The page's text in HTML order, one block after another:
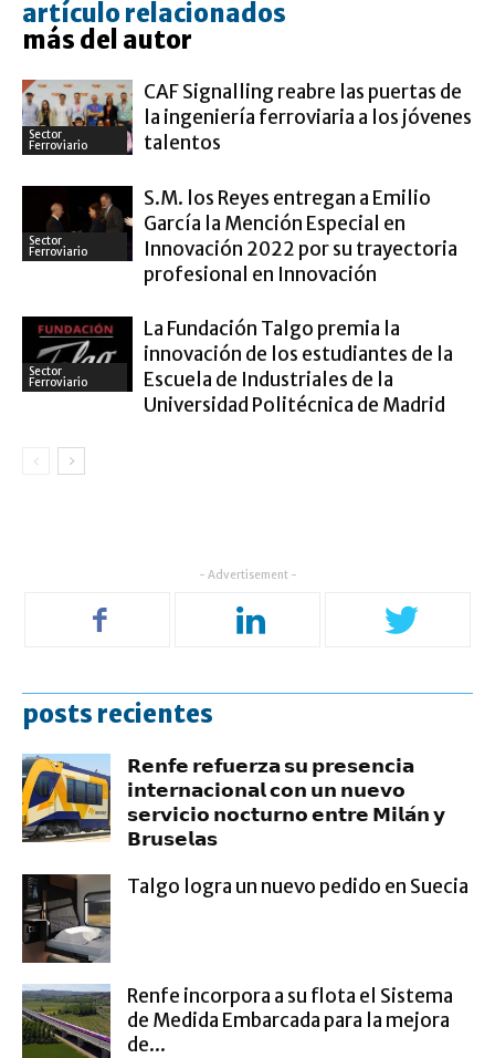
artículo relacionados
más del autor
Sector
Ferroviario
CAF Signalling reabre las puertas de
la ingeniería ferroviaria a los jóvenes
talentos
Sector
Ferroviario
S.M. los Reyes entregan a Emilio
García la Mención Especial en
Innovación 2022 por su trayectoria
profesional en Innovación
Sector
Ferroviario
La Fundación Talgo premia la
innovación de los estudiantes de la
Escuela de Industriales de la
Universidad Politécnica de Madrid
- Advertisement -
posts recientes
𝗥𝗲𝗻𝗳𝗲 𝗿𝗲𝗳𝘂𝗲𝗿𝘇𝗮 𝘀𝘂 𝗽𝗿𝗲𝘀𝗲𝗻𝗰𝗶𝗮
𝗶𝗻𝘁𝗲𝗿𝗻𝗮𝗰𝗶𝗼𝗻𝗮𝗹 𝗰𝗼𝗻 𝘂𝗻 𝗻𝘂𝗲𝘃𝗼
𝘀𝗲𝗿𝘃𝗶𝗰𝗶𝗼 𝗻𝗼𝗰𝘁𝘂𝗿𝗻𝗼 𝗲𝗻𝘁𝗿𝗲 𝗠𝗶𝗹𝗮́𝗻 𝘆
𝗕𝗿𝘂𝘀𝗲𝗹𝗮𝘀
Talgo logra un nuevo pedido en Suecia
Renfe incorpora a su flota el Sistema
de Medida Embarcada para la mejora
de...